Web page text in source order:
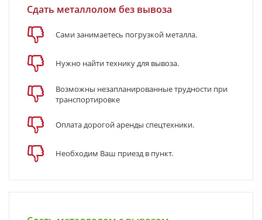
Сдать металлолом без вывоза
Сами занимаетесь погрузкой металла.
Нужно найти технику для вывоза.
Возможны незапланированные трудности при
транспортировке
Оплата дорогой аренды спецтехники.
Необходим Ваш приезд в пункт.